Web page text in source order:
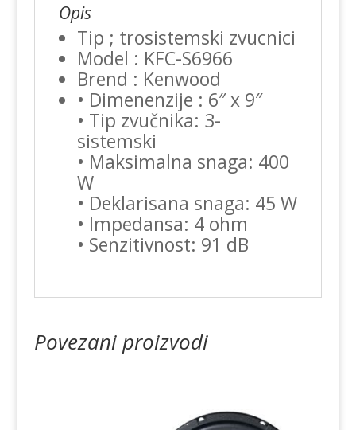
Opis
Tip ; trosistemski zvucnici
Model : KFC-S6966
Brend : Kenwood
• Dimenenzije : 6″ x 9″
• Tip zvučnika: 3-
sistemski
• Maksimalna snaga: 400
W
• Deklarisana snaga: 45 W
• Impedansa: 4 ohm
• Senzitivnost: 91 dB
Povezani proizvodi